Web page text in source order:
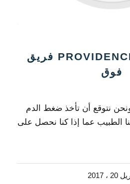
تأثير NW و PROVIDENCE فريق
فوق
نتوقع أن تأخذ ضغط الدم
الطبيب عما إذا كنا نحصل على
، 2017